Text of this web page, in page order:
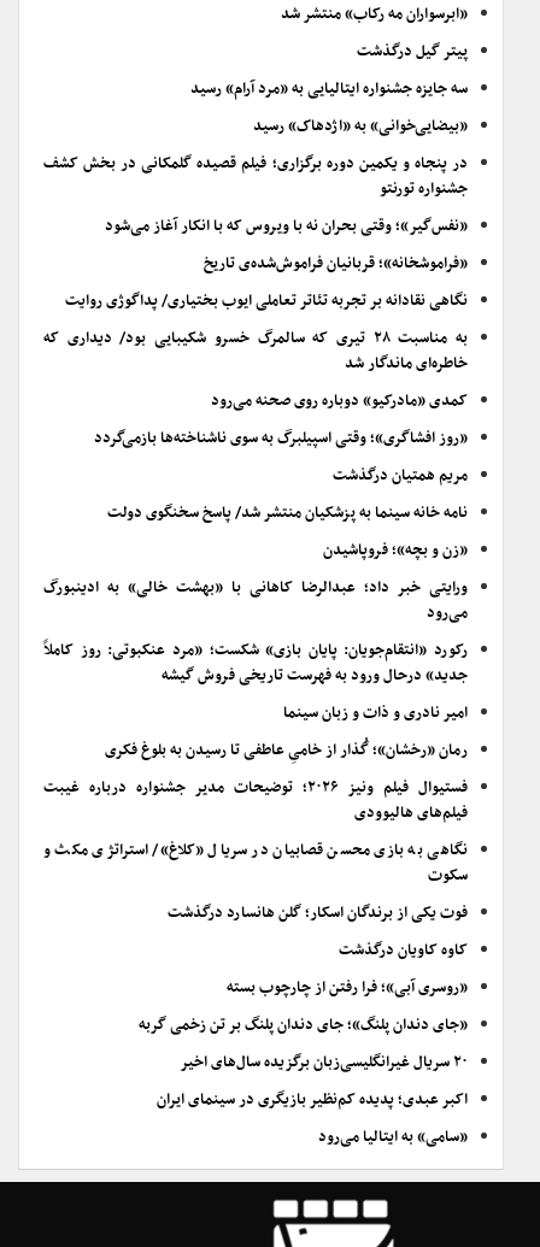
«ابرسواران مه رکاب» منتشر شد
پیتر گیل درگذشت
سه جایزه جشنواره ایتالیایی به «مرد آرام» رسید
«بیضایی‌خوانی» به «اژدهاک» رسید
در پنجاه و یکمین دوره برگزاری؛ فیلم قصیده گلمکانی در بخش کشف
جشنواره تورنتو
«نفس‌گیر»؛ وقتی بحران نه با ویروس که با انکار آغاز می‌شود
«فراموشخانه»؛ قربانیان فراموش‌شده‌ی تاریخ
نگاهی نقادانه بر تجربه تئاتر تعاملی ایوب بختیاری/ پداگوژی روایت
به مناسبت ۲۸ تیری که سالمرگ خسرو شکیبایی بود/ دیداری که
خاطره‌ای ماندگار شد
کمدی «مادرکیو» دوباره روی صحنه می‌رود
«روز افشاگری»؛ وقتی اسپیلبرگ به سوی ناشناخته‌ها بازمی‌گردد
مریم همتیان درگذشت
نامه خانه سینما به پزشکیان منتشر شد/ پاسخ سخنگوی دولت
«زن و بچه»؛ فروپاشیدن
ورایتی خبر داد؛ عبدالرضا کاهانی با «بهشت خالی» به ادینبورگ
می‌رود
رکورد «انتقام‌جویان: پایان بازی» شکست؛ «مرد عنکبوتی: روز کاملاً
جدید» درحال ورود به فهرست تاریخی فروش گیشه
امیر نادری و ذات و زبان سینما
رمان «رخشان»؛ گُذار از خامیِ عاطفی تا رسیدن به بلوغ فکری
فستیوال فیلم ونیز ۲۰۲۶؛ توضیحات مدیر جشنواره درباره غیبت
فیلم‌های هالیوودی
نگاهی به بازی محسن قصابیان در سریال «کلاغ»/ استراتژی مکث و
سکوت
فوت یکی از برندگان اسکار؛ گلن هانسارد درگذشت
کاوه کاویان درگذشت
«روسری آبی»؛ فرا رفتن از چارچوب بسته
«جای دندان پلنگ»؛ جای دندان پلنگ بر تن زخمی گربه
۲۰ سریال غیرانگلیسی‌زبان برگزیده سال‌های اخیر
اکبر عبدی؛ پدیده کم‌نظیر بازیگری در سینمای ایران
«سامی» به ایتالیا می‌رود